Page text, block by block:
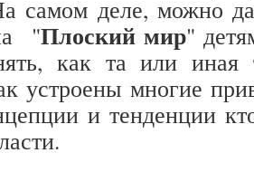
самом деле, можно
"Плоский мир"
как та или иная
устроены многие
и тенденции